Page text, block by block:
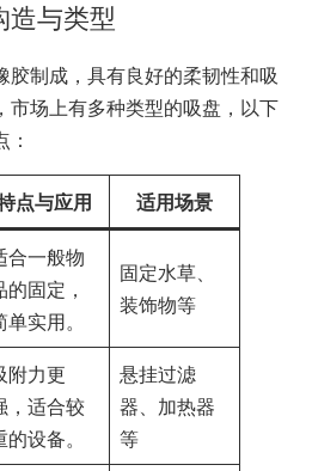
造与类型
胶制成，具有良好的柔韧性和吸
市场上有多种类型的吸盘，以下
点与应用 适用场景
合一般物
的固定，
单实用。
固定水草、
装饰物等
附力更
，适合较
的设备。
悬挂过滤
器、加热器
等